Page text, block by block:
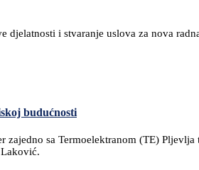
i stvaranje uslova za nova
budućnosti
sa Termoelektranom (TE)